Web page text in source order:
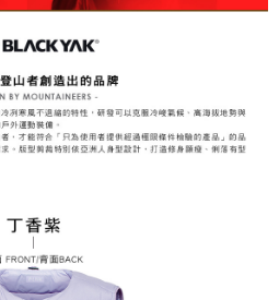
覽以下網址：
申辦者引起之損失，本公司不負相關責
將依據個別帳號之用戶狀況，依本公司即
有額度不足之情形，本公司將視審查結果
上)免運費
上)免運費